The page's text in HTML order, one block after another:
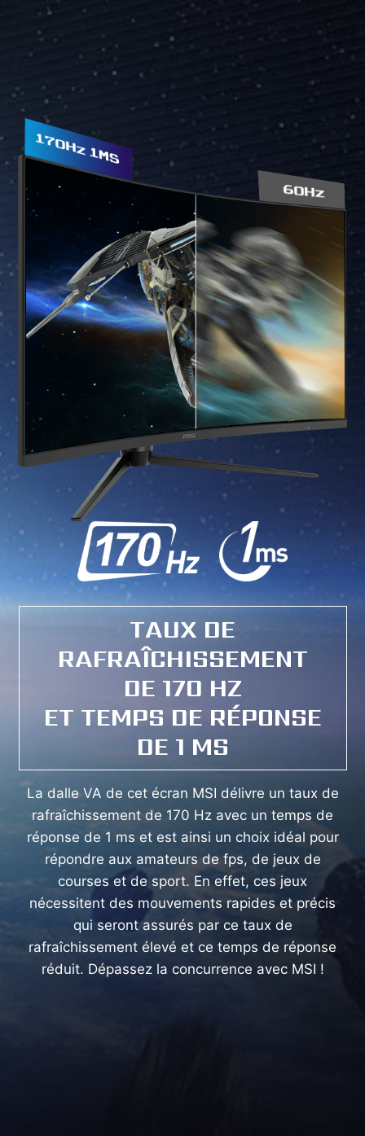
TAUX DE
RAFRAÎCHISSEMENT
DE 170 HZ
ET TEMPS DE RÉPONSE
DE 1 MS
La dalle VA de cet écran MSI délivre un taux de
rafraîchissement de 170 Hz avec un temps de
réponse de 1 ms et est ainsi un choix idéal pour
répondre aux amateurs de fps, de jeux de
courses et de sport. En effet, ces jeux
nécessitent des mouvements rapides et précis
qui seront assurés par ce taux de
rafraîchissement élevé et ce temps de réponse
réduit. Dépassez la concurrence avec MSI !